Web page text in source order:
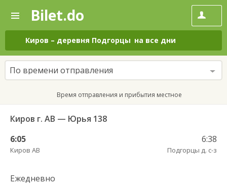
—
Поиск
и
покупка
билетов
на
автобус
онлайн
Bilet.do
Киров – деревня Подгорцы на все дни
По времени отправления
Время отправления и прибытия местное
Киров г. АВ — Юрья 138
6:05
Киров АВ
6:38
Подгорцы д. с-з
Ежедневно